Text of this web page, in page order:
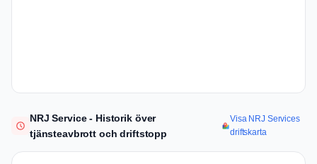
NRJ Service - Historik över
tjänsteavbrott och driftstopp
Visa NRJ Services
driftskarta